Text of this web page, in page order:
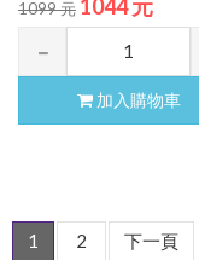
1099 元 1044 元
加入購物車
1 2 下一頁